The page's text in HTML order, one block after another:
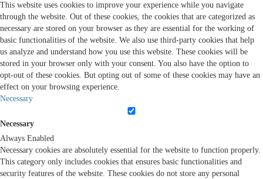
This website uses cookies to improve your experience while you navigate
through the website. Out of these cookies, the cookies that are categorized as
necessary are stored on your browser as they are essential for the working of
basic functionalities of the website. We also use third-party cookies that help
us analyze and understand how you use this website. These cookies will be
stored in your browser only with your consent. You also have the option to
opt-out of these cookies. But opting out of some of these cookies may have an
effect on your browsing experience.
Necessary
Necessary
Always Enabled
Necessary cookies are absolutely essential for the website to function properly.
This category only includes cookies that ensures basic functionalities and
security features of the website. These cookies do not store any personal